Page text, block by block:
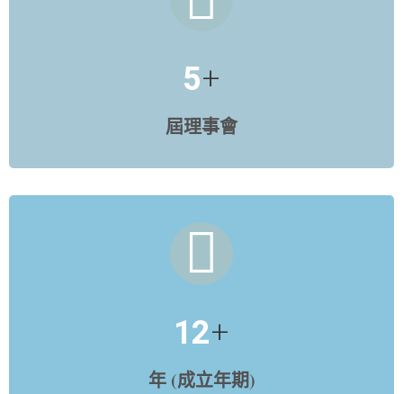
5+
屆理事會
12+
年 (成立年期)